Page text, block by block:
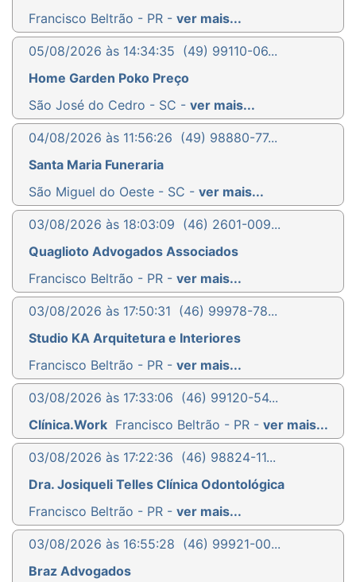
Francisco Beltrão - PR - ver mais...
05/08/2026 às 14:34:35 (49) 99110-06...
Home Garden Poko Preço
São José do Cedro - SC - ver mais...
04/08/2026 às 11:56:26 (49) 98880-77...
Santa Maria Funeraria
São Miguel do Oeste - SC - ver mais...
03/08/2026 às 18:03:09 (46) 2601-009...
Quaglioto Advogados Associados
Francisco Beltrão - PR - ver mais...
03/08/2026 às 17:50:31 (46) 99978-78...
Studio KA Arquitetura e Interiores
Francisco Beltrão - PR - ver mais...
03/08/2026 às 17:33:06 (46) 99120-54...
Clínica.Work Francisco Beltrão - PR - ver mais...
03/08/2026 às 17:22:36 (46) 98824-11...
Dra. Josiqueli Telles Clínica Odontológica
Francisco Beltrão - PR - ver mais...
03/08/2026 às 16:55:28 (46) 99921-00...
Braz Advogados